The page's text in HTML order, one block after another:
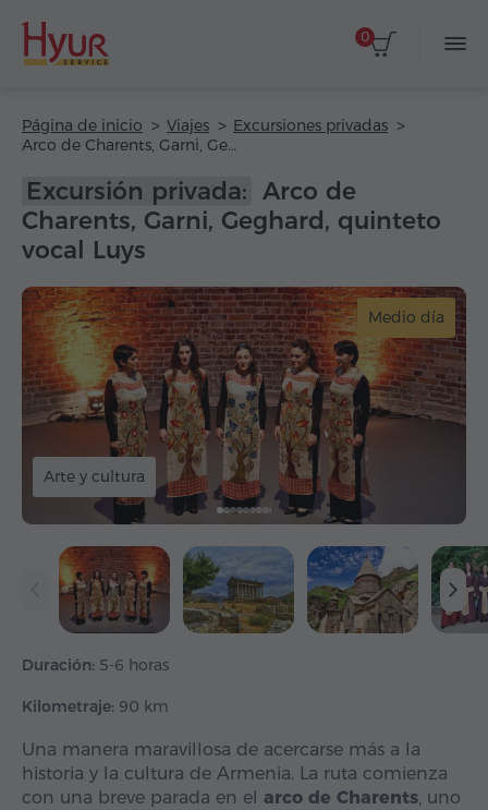
0
Página de inicio Viajes
Excursiones privadas
Arco de Charents, Garni, Geghard, quinteto vocal Luys
Excursión privada: Arco de
Charents, Garni, Geghard, quinteto
vocal Luys
Medio día
Arte y cultura
Duración: 5-6 horas
Kilometraje: 90 km
Una manera maravillosa de acercarse más a la
historia y la cultura de Armenia. La ruta comienza
con una breve parada en el arco de Charents, uno